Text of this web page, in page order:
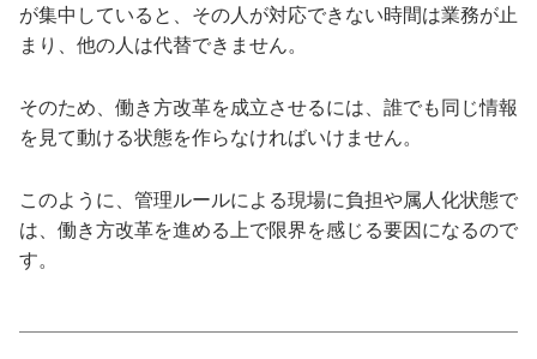
が集中していると、その人が対応できない時間は業務が止
まり、他の人は代替できません。
そのため、働き方改革を成立させるには、誰でも同じ情報
を見て動ける状態を作らなければいけません。
このように、管理ルールによる現場に負担や属人化状態で
は、働き方改革を進める上で限界を感じる要因になるので
す。